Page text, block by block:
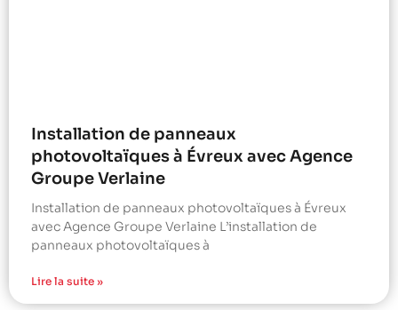
Installation de panneaux
photovoltaïques à Évreux avec Agence
Groupe Verlaine
Installation de panneaux photovoltaïques à Évreux
avec Agence Groupe Verlaine L’installation de
panneaux photovoltaïques à
Lire la suite »